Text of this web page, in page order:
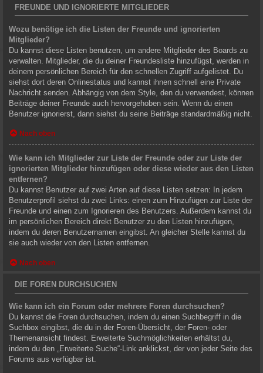
FREUNDE UND IGNORIERTE MITGLIEDER
Wozu benötige ich die Listen der Freunde und ignorierten
Mitglieder?
Du kannst diese Listen benutzen, um andere Mitglieder des Boards zu
verwalten. Mitglieder, die du deiner Freundesliste hinzufügst, werden in
deinem persönlichen Bereich für den schnellen Zugriff aufgelistet. Du
siehst dort deren Onlinestatus und kannst ihnen schnell eine Private
Nachricht senden. Abhängig von dem Style, den du verwendest, können
Beiträge deiner Freunde auch hervorgehoben sein. Wenn du einen
Benutzer ignorierst, dann siehst du seine Beiträge standardmäßig nicht.
Nach oben
Wie kann ich Mitglieder zur Liste der Freunde oder zur Liste der
ignorierten Mitglieder hinzufügen oder diese wieder aus den Listen
entfernen?
Du kannst Benutzer auf zwei Arten auf diese Listen setzen: In jedem
Benutzerprofil siehst du zwei Links: einen zum Hinzufügen zur Liste der
Freunde und einen zum Ignorieren des Benutzers. Außerdem kannst du
im persönlichen Bereich direkt Benutzer zu den Listen hinzufügen,
indem du deren Benutzernamen eingibst. An gleicher Stelle kannst du
sie auch wieder von den Listen entfernen.
Nach oben
DIE FOREN DURCHSUCHEN
Wie kann ich ein Forum oder mehrere Foren durchsuchen?
Du kannst die Foren durchsuchen, indem du einen Suchbegriff in die
Suchbox eingibst, die du in der Foren-Übersicht, der Foren- oder
Themenansicht findest. Erweiterte Suchmöglichkeiten erhältst du,
indem du den „Erweiterte Suche“-Link anklickst, der von jeder Seite des
Forums aus verfügbar ist.